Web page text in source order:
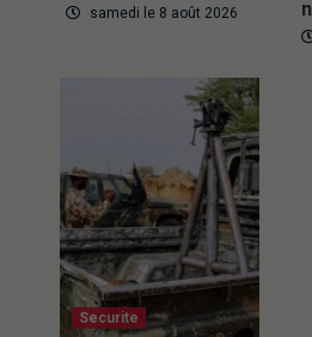
samedi le 8 août 2026
Securite